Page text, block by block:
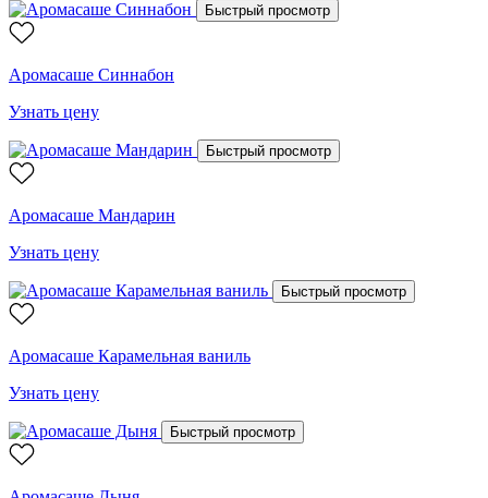
Быстрый просмотр
Аромасаше Синнабон
Узнать цену
Быстрый просмотр
Аромасаше Мандарин
Узнать цену
Быстрый просмотр
Аромасаше Карамельная ваниль
Узнать цену
Быстрый просмотр